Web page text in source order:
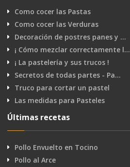
Como cocer las Pastas
Como cocer las Verduras
Decoración de postres panes y …
¡ Cómo mezclar correctamente l…
¡ La pastelería y sus trucos !
Secretos de todas partes - Pa…
Truco para cortar un pastel
Las medidas para Pasteles
Últimas recetas
Pollo Envuelto en Tocino
Pollo al Arce